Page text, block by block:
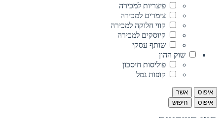
פיצריות למכירה
צימרים למכירה
קווי חלוקה למכירה
קיוסקים למכירה
שותף עסקי
שוק ההון
פוליסות חיסכון
קופות גמל
איפוס
אשר
איפוס
חיפוש